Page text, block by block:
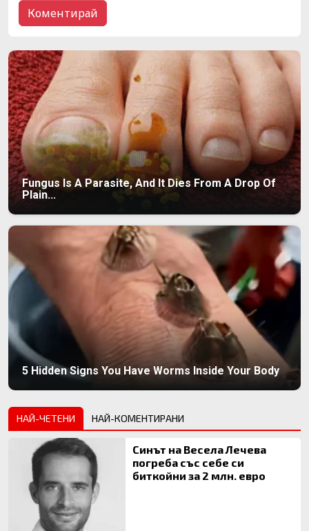
Fungus Is A Parasite, And It Dies From A Drop Of
Plain...
5 Hidden Signs You Have Worms Inside Your Body
НАЙ-ЧЕТЕНИ НАЙ-КОМЕНТИРАНИ
Синът на Весела Лечева
погреба със себе си
биткойни за 2 млн. евро